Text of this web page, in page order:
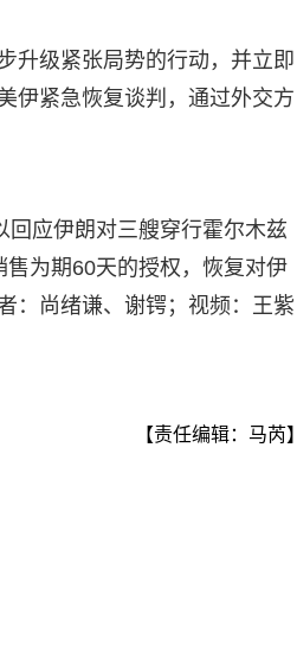
升级紧张局势的行动，并立即
伊紧急恢复谈判，通过外交方
应伊朗对三艘穿行霍尔木兹
为期60天的授权，恢复对伊
：尚绪谦、谢锷；视频：王紫
【责任编辑：马芮】